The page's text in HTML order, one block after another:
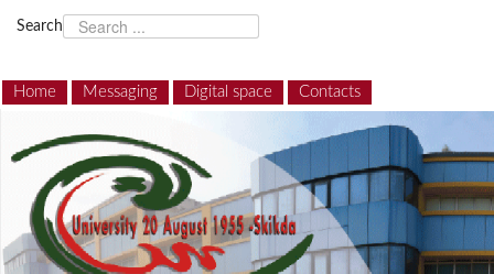
Search
Home Messaging Digital space Contacts